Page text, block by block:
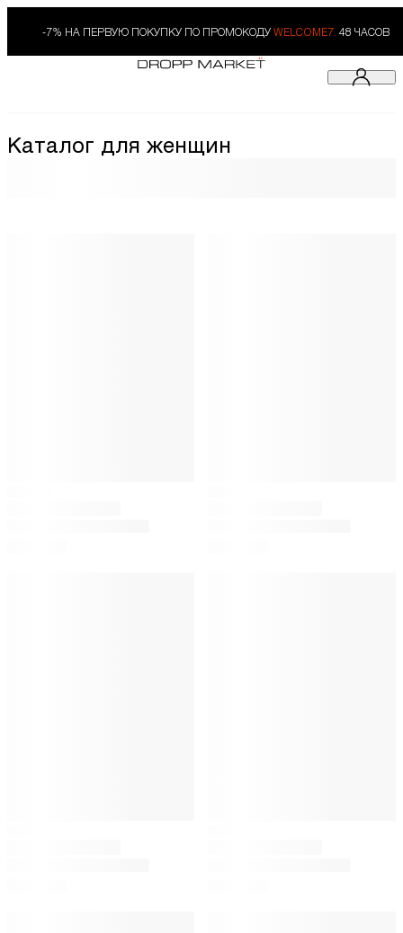
-7% НА ПЕРВУЮ ПОКУПКУ ПО ПРОМОКОДУ WELCOME7. 48 ЧАСОВ
Каталог для женщин